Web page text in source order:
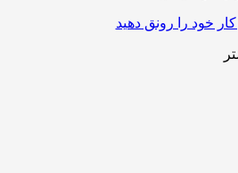
خود را رونق دهید